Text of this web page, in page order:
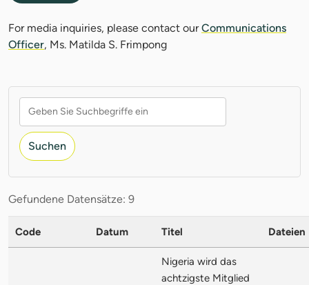
For media inquiries, please contact ourCommunications
Officer, Ms. Matilda S. Frimpong
Suchen
Gefundene Datensätze: 9
Code Datum Titel Dateien
Nigeria wird das
achtzigste Mitglied